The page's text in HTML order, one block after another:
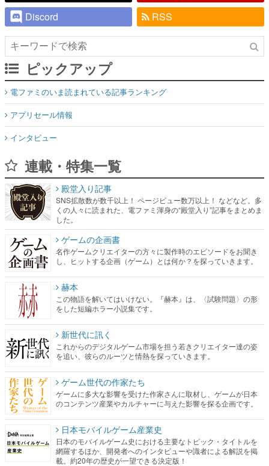
Discord
RSS
ピックアップ
電ファミのいま読まれている記事ランキング
アプリセール情報
インタビュー
連載・特集一覧
殿堂入り記事
SNS拡散数が数千以上！ ページビュー数万以上！ などなど。多
くの人々に読まれた、電ファミ渾身の“殿堂入り”記事をまとめま
した。
ゲームの企画書
名作ゲームクリエイターの方々に製作時のエピソードをお聞き
し、ヒットする企画（ゲーム）とは何か？を探っていきます。
赫本
この物語を解いてはいけない。『赫本』は、〈試験問題〉の形
をした短編ホラー小説集です。
新世代に訊く
これからのデジタルゲーム市場を担う若きクリエイター達の姿
を追い、彼らのルーツと情熱を探っていきます。
ゲーム世代の作家たち
ゲームに多大な影響を受けた作家さんに取材し、ゲームが日本
のコンテンツ産業やカルチャーに与えた影響を探る企画です。
日本モバイルゲーム産業史
日本のモバイルゲーム史における主要なトピック・タイトルを
網羅するほか、開発者へのインタビューや識者による解説を掲
載。約20年の歴史が一望できる決定版！